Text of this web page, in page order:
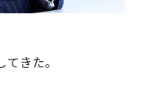
きた。